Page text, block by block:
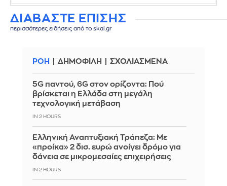
ΔΙΑΒΑΣΤΕ ΕΠΙΣΗΣ
περισσότερες ειδήσεις από το skai.gr
ΡΟΗ ΔΗΜΟΦΙΛΗ ΣΧΟΛΙΑΣΜΕΝΑ
5G παντού, 6G στον ορίζοντα: Πού
βρίσκεται η Ελλάδα στη μεγάλη
τεχνολογική μετάβαση
IN 2 HOURS
Ελληνική Αναπτυξιακή Τράπεζα: Με
«προίκα» 2 δισ. ευρώ ανοίγει δρόμο για
δάνεια σε μικρομεσαίες επιχειρήσεις
IN 2 HOURS